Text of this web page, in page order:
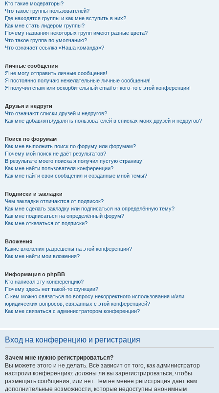
Кто такие модераторы?
Что такое группы пользователей?
Где находятся группы и как мне вступить в них?
Как мне стать лидером группы?
Почему названия некоторых групп имеют разные цвета?
Что такое группа по умолчанию?
Что означает ссылка «Наша команда»?
Личные сообщения
Я не могу отправить личные сообщения!
Я постоянно получаю нежелательные личные сообщения!
Я получил спам или оскорбительный email от кого-то с этой конференции!
Друзья и недруги
Что означают списки друзей и недругов?
Как мне добавлять/удалять пользователей в списках моих друзей и недругов?
Поиск по форумам
Как мне выполнить поиск по форуму или форумам?
Почему мой поиск не даёт результатов?
В результате моего поиска я получил пустую страницу!
Как мне найти пользователя конференции?
Как мне найти свои сообщения и созданные мной темы?
Подписки и закладки
Чем закладки отличаются от подписок?
Как мне сделать закладку или подписаться на определённую тему?
Как мне подписаться на определённый форум?
Как мне отказаться от подписки?
Вложения
Какие вложения разрешены на этой конференции?
Как мне найти мои вложения?
Информация о phpBB
Кто написал эту конференцию?
Почему здесь нет такой-то функции?
С кем можно связаться по вопросу некорректного использования и/или
юридических вопросов, связанных с этой конференцией?
Как мне связаться с администратором конференции?
Вход на конференцию и регистрация
Зачем мне нужно регистрироваться?
Вы можете этого и не делать. Всё зависит от того, как администратор
настроил конференцию: должны ли вы зарегистрироваться, чтобы
размещать сообщения, или нет. Тем не менее регистрация даёт вам
дополнительные возможности, которые недоступны анонимным